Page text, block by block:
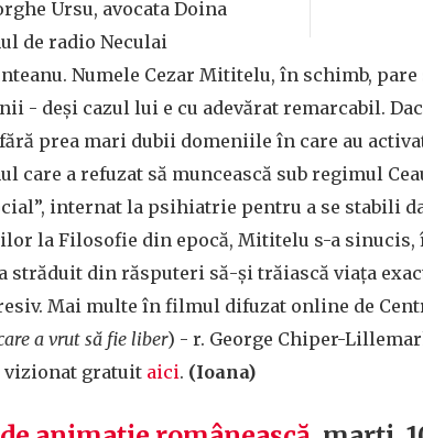
Ursu, avocata Doina
de radio Neculai
Numele Cezar Mititelu, în schimb,
- deși cazul lui e cu adevărat remarcabil.
prea mari dubii domeniile în care au
care a refuzat să muncească sub regimul
internat la psihiatrie pentru a se stabili
la Filosofie din epocă, Mititelu s-a sinucis,
străduit din răsputeri să-și trăiască viața
Mai multe în filmul difuzat online de
a vrut să fie liber) - r. George Chiper-
gratuit aici. (Ioana)